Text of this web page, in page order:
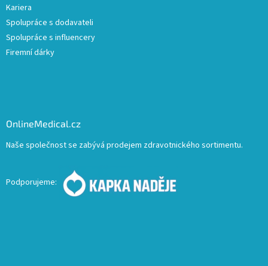
Kariera
Spolupráce s dodavateli
Spolupráce s influencery
Firemní dárky
OnlineMedical.cz
Naše společnost se zabývá prodejem zdravotnického sortimentu.
Podporujeme: